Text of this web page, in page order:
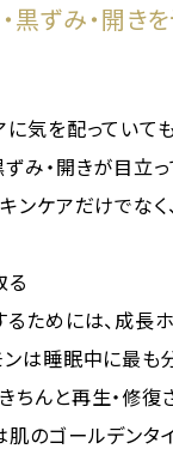
黒ずみ・開き
気を配っていて
ずみ・開きが目立
ンケアだけでな
る
るためには、成長
ンは睡眠中に最も
ちんと再生・修復
のゴールデンタ